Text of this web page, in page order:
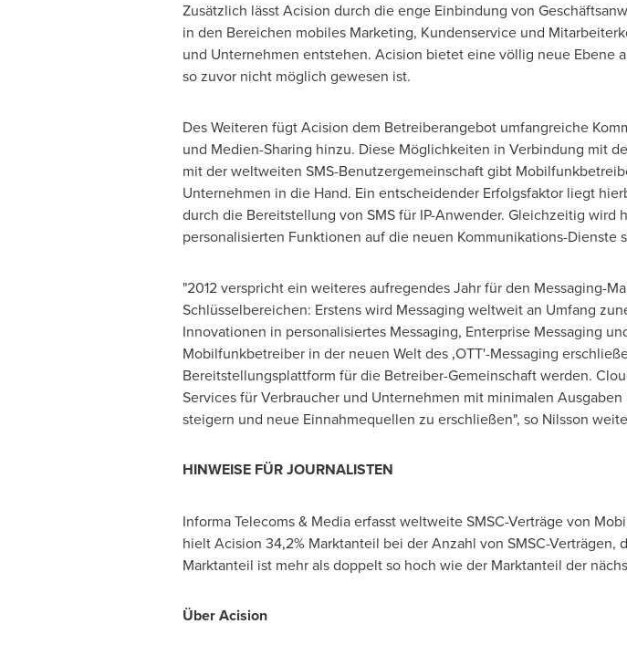
Zusätzlich lässt Acision durch die enge Einbindung von
in den Bereichen mobiles Marketing, Kundenservice und
und Unternehmen entstehen. Acision bietet eine völlig neue Ebene
so zuvor nicht möglich gewesen ist.
Des Weiteren fügt Acision dem Betreiberangebot umfangreiche
und Medien-Sharing hinzu. Diese Möglichkeiten in Verbindung mit
mit der weltweiten SMS-Benutzergemeinschaft gibt
Unternehmen in die Hand. Ein entscheidender Erfolgsfaktor liegt
durch die Bereitstellung von SMS für IP-Anwender. Gleichzeitig
personalisierten Funktionen auf die neuen Kommunikations-Dienste
"2012 verspricht ein weiteres aufregendes Jahr für den Messaging-
Schlüsselbereichen: Erstens wird Messaging weltweit an Umfang
Innovationen in personalisiertes Messaging, Enterprise Messaging
Mobilfunkbetreiber in der neuen Welt des ‚OTT'-Messaging
Bereitstellungsplattform für die Betreiber-Gemeinschaft werden.
Services für Verbraucher und Unternehmen mit minimalen
steigern und neue Einnahmequellen zu erschließen", so Nilsson
HINWEISE FÜR JOURNALISTEN
Informa Telecoms & Media erfasst weltweite SMSC-Verträge von
hielt Acision 34,2% Marktanteil bei der Anzahl von SMSC-
Marktanteil ist mehr als doppelt so hoch wie der Marktanteil der
Über Acision